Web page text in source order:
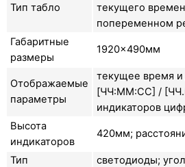
Тип табло
текущего
попеременном
Габаритные
размеры
1920×490мм
Отображаемые
параметры
текущее время
[ЧЧ:ММ:СС] /
индикаторов
Высота
индикаторов
420мм;
Тип
светодиоды;